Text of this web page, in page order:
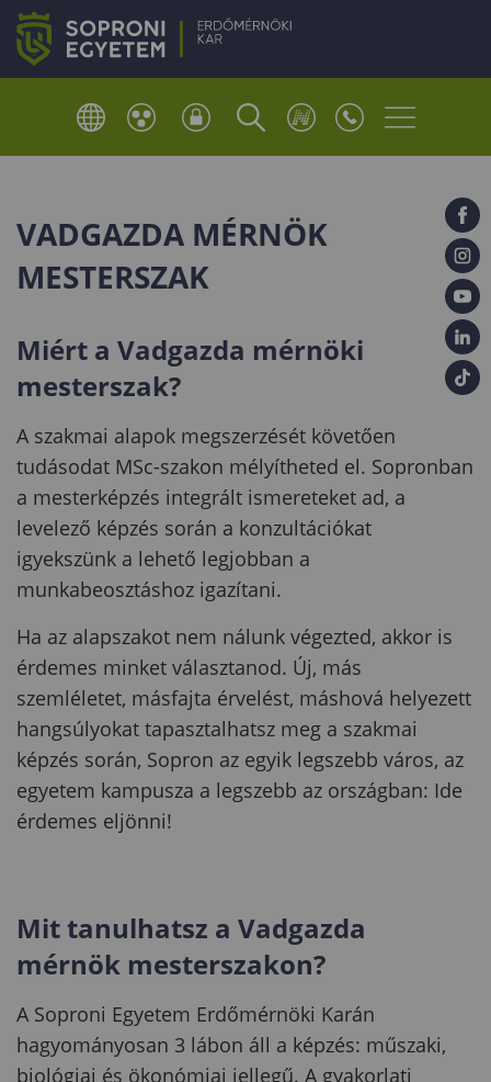
VADGAZDA MÉRNÖK
MESTERSZAK
Miért a Vadgazda mérnöki
mesterszak?
A szakmai alapok megszerzését követően
tudásodat MSc-szakon mélyítheted el. Sopronban
a mesterképzés integrált ismereteket ad, a
levelező képzés során a konzultációkat
igyekszünk a lehető legjobban a
munkabeosztáshoz igazítani.
Ha az alapszakot nem nálunk végezted, akkor is
érdemes minket választanod. Új, más
szemléletet, másfajta érvelést, máshová helyezett
hangsúlyokat tapasztalhatsz meg a szakmai
képzés során, Sopron az egyik legszebb város, az
egyetem kampusza a legszebb az országban: Ide
érdemes eljönni!
Mit tanulhatsz a Vadgazda
mérnök mesterszakon?
A Soproni Egyetem Erdőmérnöki Karán
hagyományosan 3 lábon áll a képzés: műszaki,
biológiai és ökonómiai jellegű. A gyakorlati